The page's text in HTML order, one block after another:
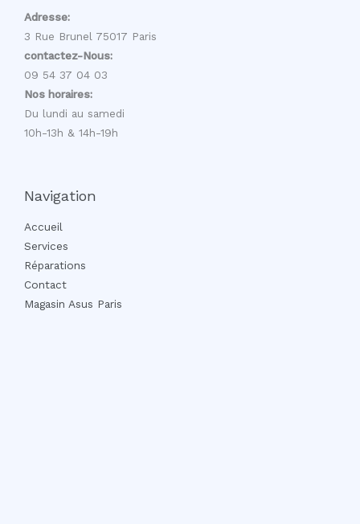
Adresse:
3 Rue Brunel 75017 Paris
contactez-Nous:
09 54 37 04 03
Nos horaires:
Du lundi au samedi
10h-13h & 14h-19h
Navigation
Accueil
Services
Réparations
Contact
Magasin Asus Paris